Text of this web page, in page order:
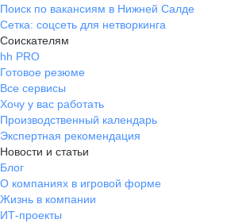
Поиск по вакансиям в Нижней Салде
Сетка: соцсеть для нетворкинга
Соискателям
hh PRO
Готовое резюме
Все сервисы
Хочу у вас работать
Производственный календарь
Экспертная рекомендация
Новости и статьи
Блог
О компаниях в игровой форме
Жизнь в компании
ИТ-проекты